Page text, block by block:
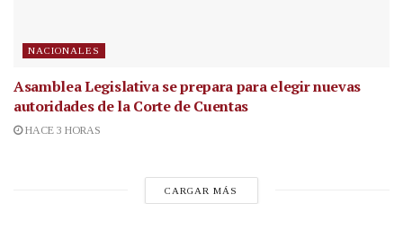
NACIONALES
Asamblea Legislativa se prepara para elegir nuevas
autoridades de la Corte de Cuentas
HACE 3 HORAS
CARGAR MÁS